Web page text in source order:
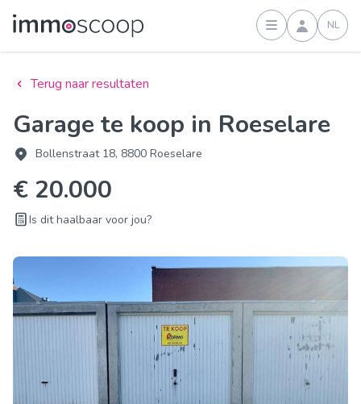
Inloggen
NL
Terug naar resultaten
Garage te koop in Roeselare
Bollenstraat 18, 8800 Roeselare
€ 20.000
Is dit haalbaar voor jou?